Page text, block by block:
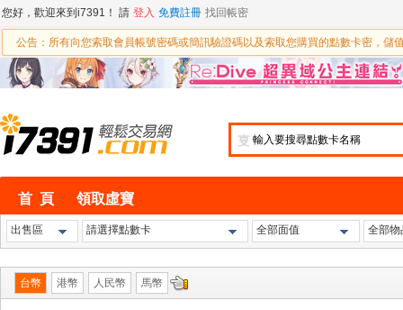
您好，歡迎來到i7391！ 請 登入 免費註冊 找回帳密
公告：所有向您索取會員帳號密碼或簡訊驗證碼以及索取您購買的點數卡密，儲
㕝
首 頁 領取虛寶
出售區 請選擇點數卡 全部面值 全部物
台幣 港幣 人民幣 馬幣